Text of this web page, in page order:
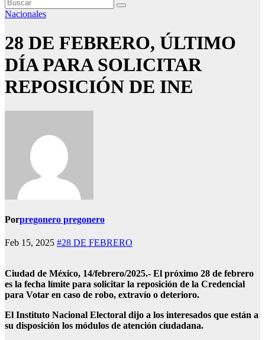
Nacionales
28 DE FEBRERO, ÚLTIMO
DÍA PARA SOLICITAR
REPOSICIÓN DE INE
Porpregonero pregonero
Feb 15, 2025 #28 DE FEBRERO
Ciudad de México, 14/febrero/2025.- El próximo 28 de febrero
es la fecha límite para solicitar la reposición de la Credencial
para Votar en caso de robo, extravío o deterioro.
El Instituto Nacional Electoral dijo a los interesados que están a
su disposición los módulos de atención ciudadana.